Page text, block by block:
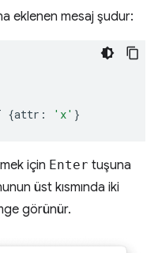
eklenen mesaj şudur:
{attr : 'x' }
için Enter tuşuna
üst kısmında iki
görünür.